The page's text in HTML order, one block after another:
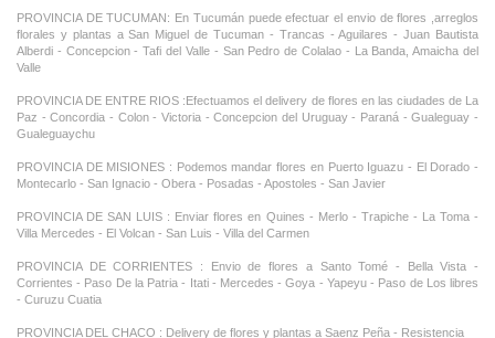
PROVINCIA DE TUCUMAN: En Tucumán puede efectuar el envio de flores ,arreglos
florales y plantas a San Miguel de Tucuman - Trancas - Aguilares - Juan Bautista
Alberdi - Concepcion - Tafi del Valle - San Pedro de Colalao - La Banda, Amaicha del
Valle
PROVINCIA DE ENTRE RIOS :Efectuamos el delivery de flores en las ciudades de La
Paz - Concordia - Colon - Victoria - Concepcion del Uruguay - Paraná - Gualeguay -
Gualeguaychu
PROVINCIA DE MISIONES : Podemos mandar flores en Puerto Iguazu - El Dorado -
Montecarlo - San Ignacio - Obera - Posadas - Apostoles - San Javier
PROVINCIA DE SAN LUIS : Enviar flores en Quines - Merlo - Trapiche - La Toma -
Villa Mercedes - El Volcan - San Luis - Villa del Carmen
PROVINCIA DE CORRIENTES : Envio de flores a Santo Tomé - Bella Vista -
Corrientes - Paso De la Patria - Itati - Mercedes - Goya - Yapeyu - Paso de Los libres
- Curuzu Cuatia
PROVINCIA DEL CHACO : Delivery de flores y plantas a Saenz Peña - Resistencia